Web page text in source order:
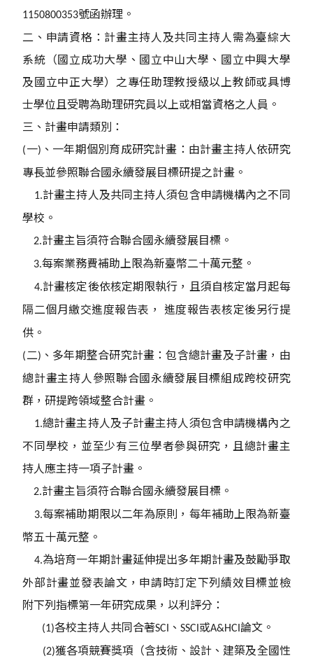
1150800353號函辦理。
二、申請資格：計畫主持人及共同主持人需為臺綜大
系統（國立成功大學、國立中山大學、國立中興大學
及國立中正大學）之專任助理教授級以上教師或具博
士學位且受聘為助理研究員以上或相當資格之人員。
三、計畫申請類別：
(一) 、一年期個別育成研究計畫：由計畫主持人依研究
專長並參照聯合國永續發展目標研提之計畫。
1.計畫主持人及共同主持人須包含申請機構內之不同
學校。
2.計畫主旨須符合聯合國永續發展目標。
3.每案業務費補助上限為新臺幣二十萬元整。
4.計畫核定後依核定期限執行，且須自核定當月起每
隔二個月繳交進度報告表， 進度報告表核定後另行提
供。
(二) 、多年期整合研究計畫：包含總計畫及子計畫，由
總計畫主持人參照聯合國永續發展目標組成跨校研究
群，研提跨領域整合計畫。
1.總計畫主持人及子計畫主持人須包含申請機構內之
不同學校，並至少有三位學者參與研究，且總計畫主
持人應主持一項子計畫。
2.計畫主旨須符合聯合國永續發展目標。
3.每案補助期限以二年為原則，每年補助上限為新臺
幣五十萬元整。
4.為培育一年期計畫延伸提出多年期計畫及鼓勵爭取
外部計畫並發表論文，申請時訂定下列績效目標並檢
附下列指標第一年研究成果，以利評分：
(1)各校主持人共同合著SCI 、SSCI或A&HCI論文。
(2)獲各項競賽獎項（含技術、設計、建築及全國性